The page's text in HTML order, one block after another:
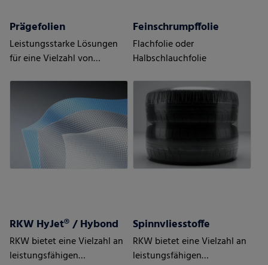
Prägefolien
Leistungsstarke Lösungen
für eine Vielzahl von
Feinschrumpffolie
Flachfolie oder
Halbschlauchfolie
RKW HyJet® / Hybond
RKW bietet eine Vielzahl an
leistungsfähigen
Spinnvliesstoffe
RKW bietet eine Vielzahl an
leistungsfähigen